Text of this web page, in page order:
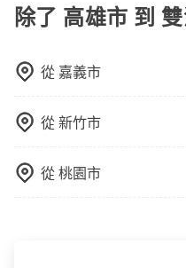
而被額外收費，風險可謂
與一台小轎車比較划算，
是禁止大客車通行的，建
台確認。
地點上車較客製化。此外
與資訊。長途接送價格比
通塞車時亦會加收延遲費
性和服務質量無法保障，
事後也無法申訴退費。
除了 高雄市 到
從 嘉義市
從新竹市
從桃園市